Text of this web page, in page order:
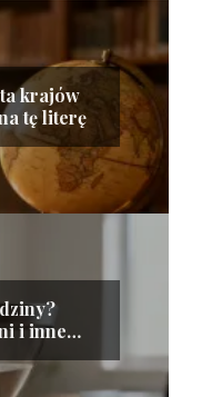
krajów
tę literę
i inne